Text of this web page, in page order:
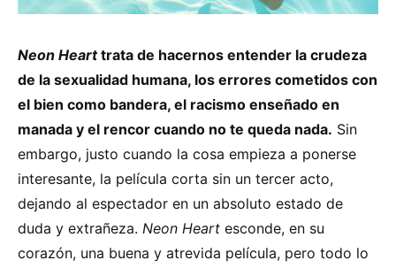
Neon Hearttrata de hacernos entender la crudeza
de la sexualidad humana, los errores cometidos con
el bien como bandera, el racismo enseñado en
manada y el rencor cuando no te queda nada. Sin
embargo, justo cuando la cosa empieza a ponerse
interesante, la película corta sin un tercer acto,
dejando al espectador en un absoluto estado de
duda y extrañeza. Neon Heart esconde, en su
corazón, una buena y atrevida película, pero todo lo